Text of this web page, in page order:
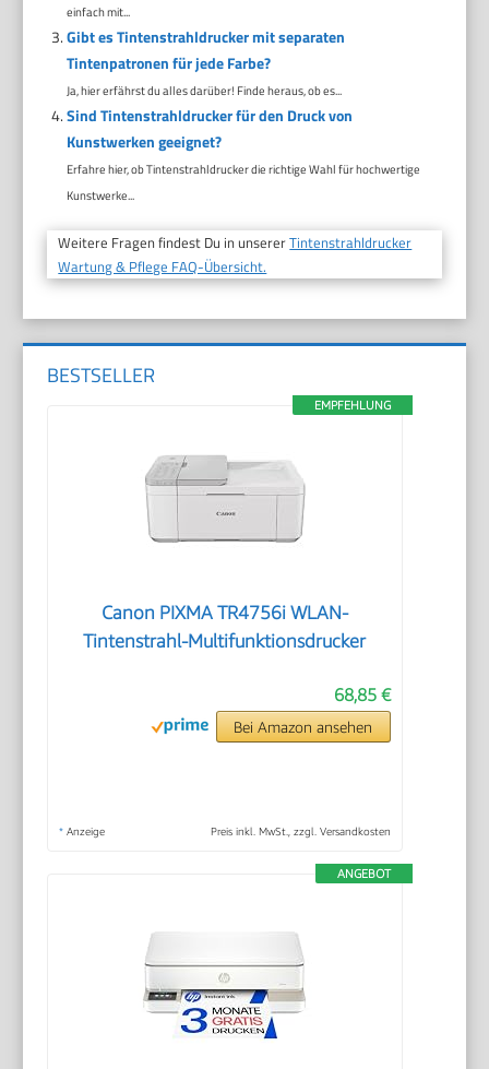
einfach mit...
Gibt es Tintenstrahldrucker mit separaten
Tintenpatronen für jede Farbe?
Ja, hier erfährst du alles darüber! Finde heraus, ob es...
Sind Tintenstrahldrucker für den Druck von
Kunstwerken geeignet?
Erfahre hier, ob Tintenstrahldrucker die richtige Wahl für hochwertige
Kunstwerke...
Weitere Fragen findest Du in unsererTintenstrahldrucker
Wartung & Pflege FAQ-Übersicht.
BESTSELLER
EMPFEHLUNG
Canon PIXMA TR4756i WLAN-
Tintenstrahl-Multifunktionsdrucker
68,85 €
Bei Amazon ansehen
* Anzeige Preis inkl. MwSt., zzgl. Versandkosten
ANGEBOT